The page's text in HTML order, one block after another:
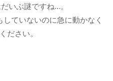
いぶ謎ですね…。
ていないのに急に動かなく
ださい。